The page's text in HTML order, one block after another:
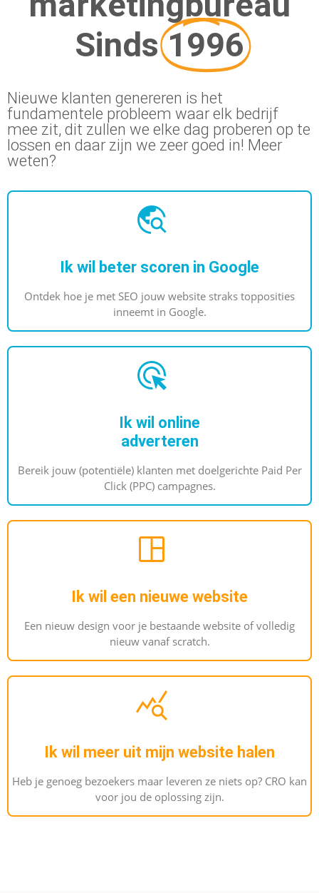
marketingknoppen te draaien om naar
geweldige resultaten toe te werken.
MEER INFORMATIE
Sinds1996
Nieuwe klanten genereren is het
fundamentele probleem waar elk bedrijf
mee zit, dit zullen we elke dag proberen op te
lossen en daar zijn we zeer goed in! Meer
weten?
Ik wil beter scoren in Google
Ontdek hoe je met SEO jouw website straks topposities
inneemt in Google.
Ik wil online
adverteren
Bereik jouw (potentiële) klanten met doelgerichte Paid Per
Click (PPC) campagnes.
Ik wil een nieuwe website
Een nieuw design voor je bestaande website of volledig
nieuw vanaf scratch.
Ik wil meer uit mijn website halen
Heb je genoeg bezoekers maar leveren ze niets op? CRO kan
voor jou de oplossing zijn.